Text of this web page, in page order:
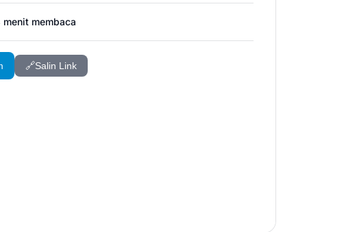
menit membaca
🔗Salin Link